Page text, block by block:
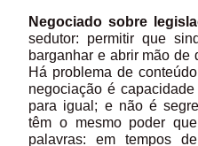
Negociado sobre
sedutor: permitir que
barganhar e abrir mão de
Há problema de
negociação é
para igual; e não é
têm o mesmo poder
palavras: em tempos